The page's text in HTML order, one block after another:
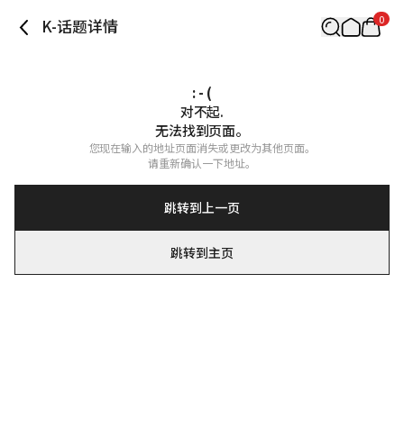
K-话题详情 0
: - (
对不起.
无法找到页面。
您现在输入的地址页面消失或更改为其他页面。
请重新确认一下地址。
跳转到上一页
跳转到主页